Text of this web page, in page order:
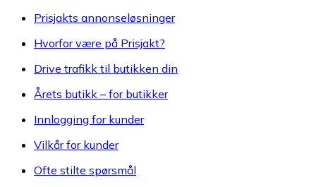
Prisjakts annonseløsninger
Hvorfor være på Prisjakt?
Drive trafikk til butikken din
Årets butikk – for butikker
Innlogging for kunder
Vilkår for kunder
Ofte stilte spørsmål